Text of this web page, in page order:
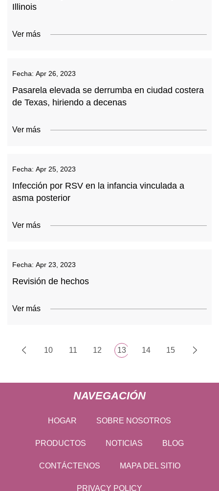
Illinois
Ver más
Fecha: Apr 26, 2023
Pasarela elevada se derrumba en ciudad costera
de Texas, hiriendo a decenas
Ver más
Fecha: Apr 25, 2023
Infección por RSV en la infancia vinculada a
asma posterior
Ver más
Fecha: Apr 23, 2023
Revisión de hechos
Ver más
10 11 12 13 14 15
NAVEGACIÓN
HOGAR SOBRE NOSOTROS
PRODUCTOS NOTICIAS BLOG
CONTÁCTENOS MAPA DEL SITIO
PRIVACY POLICY